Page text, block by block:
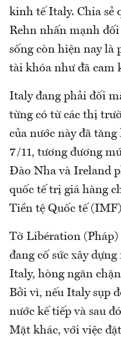
kinh tế Italy. Chia sẻ
Rehn nhấn mạnh
sống còn hiện nay là
tài khóa như đã cam
Italy đang phải đối
từng có từ các thị
của nước này đã
7/11, tương đương
Đào Nha và Ireland
quốc tế trị giá hàng
Tiền tệ Quốc tế
Tờ Libération (Pháp)
đang cố sức xây
Italy, hòng ngăn
Bởi vì, nếu Italy sụp
nước kế tiếp và sau
Mặt khác, với việc